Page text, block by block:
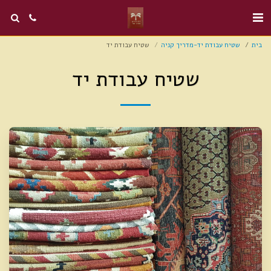
בית שטיח עבודת יד-מדריך קניה שטיח עבודת יד
שטיח עבודת יד